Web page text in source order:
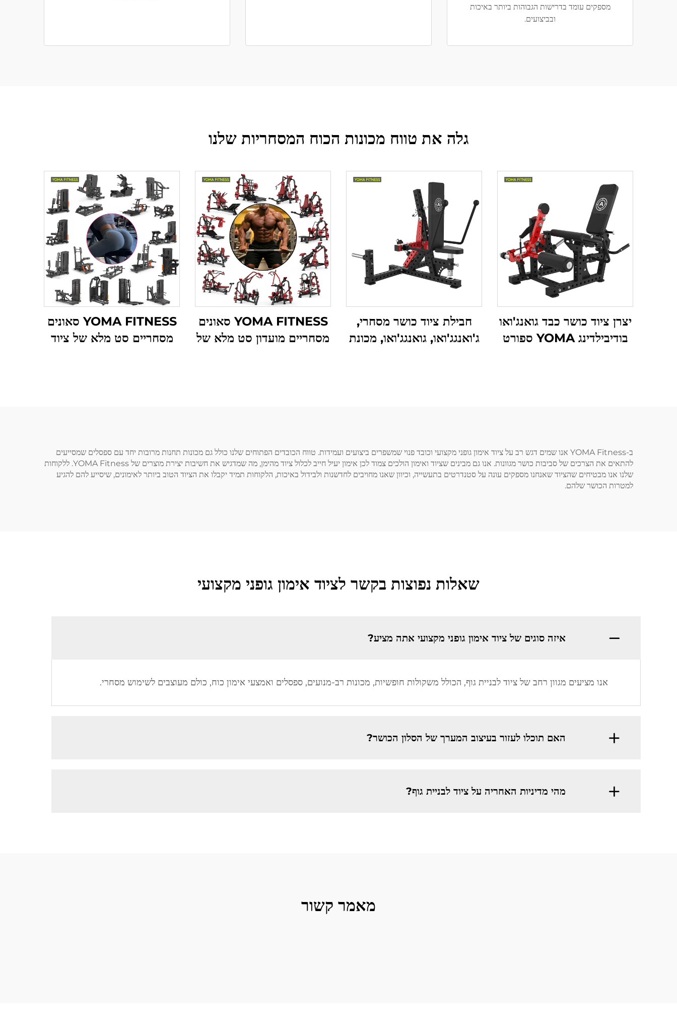
מספקים עומד בדרישות הגבוהות ביותר באיכות
ובביצועים.
גלה את טווח מכונות הכוח המסחריות שלנו
יצרן ציוד כושר כבד גואנג'ואו
בודיבילדינג YOMA ספורט
חבילת ציוד כושר מסחרי,
ג'ואנגג'ואו, גואנגג'ואו, מכונת
YOMA FITNESS סאונים
מסחריים מועדון סט מלא של
YOMA FITNESS סאונים
מסחריים סט מלא של ציוד
ב-‏YOMA Fitness אנו שמים דגש רב על ציוד אימון גופני מקצועי וכובד פנוי שמשפרים ביצועים ועמידות. טווח הכובדים הפתוחים שלנו כולל גם מכונות תחנות מרובות יחד עם ספסלים שמסייעים
להתאים את הצרכים של סביבות כושר מגוונות. אנו גם מבינים שציוד ואימון הולכים צמוד לכן אימון יעיל חייב לכלול ציוד מהימן, מה שמדגיש את חשיבות יצירת מוצרים של YOMA Fitness. ללקוחות
שלנו אנו מבטיחים שהציוד שאנחנו מספקים עונה על סטנדרטים בתעשייה, וכיוון שאנו מחויבים לחדשנות ולבידול באיכות, הלקוחות תמיד יקבלו את הציוד הטוב ביותר לאימונים, שיסייע להם להגיע
למטרות הכושר שלהם.
שאלות נפוצות בקשר לציוד אימון גופני מקצועי
איזה סוגים של ציוד אימון גופני מקצועי אתה מציע?
אנו מציעים מגוון רחב של ציוד לבניית גוף, הכולל משקולות חופשיות, מכונות רב-מנועים, ספסלים ואמצעי אימון כוח, כולם מעוצבים לשימוש מסחרי.
האם תוכלו לעזור בעיצוב המערך של הסלון הכושר?
מהי מדיניות האחריה על ציוד לבניית גוף?
מאמר קשור